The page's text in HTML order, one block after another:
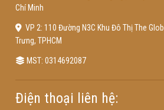
Chí Minh
VP 2: 110 Đường N3C Khu Đô Thị The
Trưng, TPHCM
MST: 0314692087
Điện thoại liên hệ: